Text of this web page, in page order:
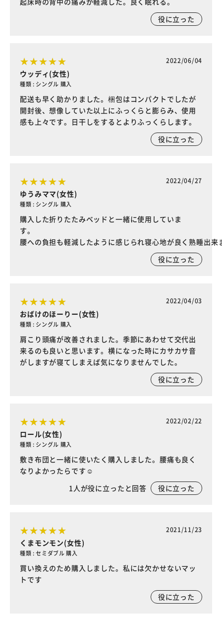
役に立った
2022/06/04
ウッディ(女性)
種類 : シングル 購入
配送も早く助かりました。梱包はコンパクトでしたが
開封後、想像していた以上にふっくらと膨らみ、使用
感も上々です。日干しをするとよりふっくらします。
役に立った
2022/04/27
ゆうみママ(女性)
種類 : シングル 購入
購入した折りたたみベッドと一緒に使用していま
す
腰への負担も軽減したように感じられ寝心地が良く熟睡出来
役に立った
2022/04/03
おばけのほーりー(女性)
種類 : シングル 購入
肩こり頭痛が改善されました。季節にあわせて交代出
来るのも良いと思います。横になった時にカサカサ音
がしますが寝てしまえば気になりませんでした。
役に立った
2022/02/22
ロール(女性)
種類 : シングル 購入
敷き布団と一緒に使いたく購入しました。腰痛も良く
なりよかったらです☺️
1人が役に立ったと回答 役に立った
2021/11/23
くまモンモン(女性)
種類 : セミダブル 購入
買い換えのため購入しました。私には欠かせないマッ
トです
役に立った